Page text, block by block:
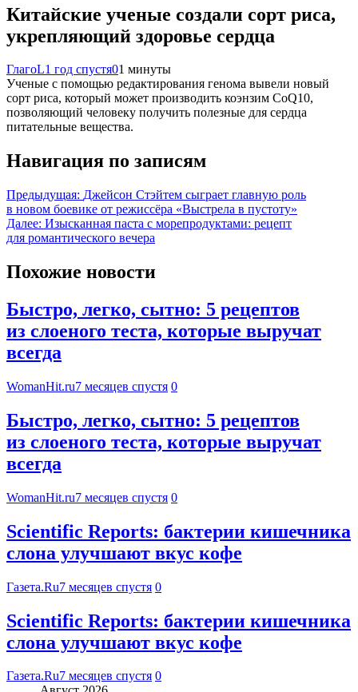
Китайские ученые создали сорт риса,
укрепляющий здоровье сердца
ГлагоL1 год спустя01 минуты
Ученые с помощью редактирования генома вывели новый
сорт риса, который может производить коэнзим CoQ10,
позволяющий человеку получить полезные для сердца
питательные вещества.
Навигация по записям
Предыдущая: Джейсон Стэйтем сыграет главную роль
в новом боевике от режиссёра «Выстрела в пустоту»
Далее: Изысканная паста с морепродуктами: рецепт
для романтического вечера
Похожие новости
Быстро, легко, сытно: 5 рецептов
из слоеного теста, которые выручат
всегда
WomanHit.ru7 месяцев спустя 0
Быстро, легко, сытно: 5 рецептов
из слоеного теста, которые выручат
всегда
WomanHit.ru7 месяцев спустя 0
Scientific Reports: бактерии кишечника
слона улучшают вкус кофе
Газета.Ru7 месяцев спустя 0
Scientific Reports: бактерии кишечника
слона улучшают вкус кофе
Газета.Ru7 месяцев спустя 0